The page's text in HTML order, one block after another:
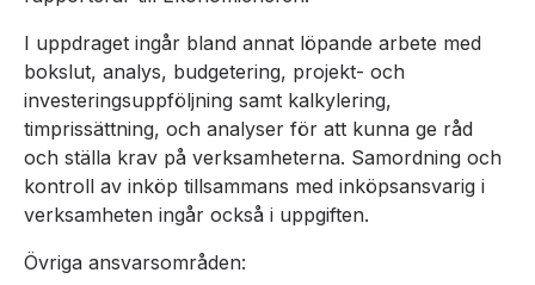
I uppdraget ingår bland annat löpande arbete med
bokslut, analys, budgetering, projekt- och
investeringsuppföljning samt kalkylering,
timprissättning, och analyser för att kunna ge råd
och ställa krav på verksamheterna. Samordning och
kontroll av inköp tillsammans med inköpsansvarig i
verksamheten ingår också i uppgiften.
Övriga ansvarsområden: